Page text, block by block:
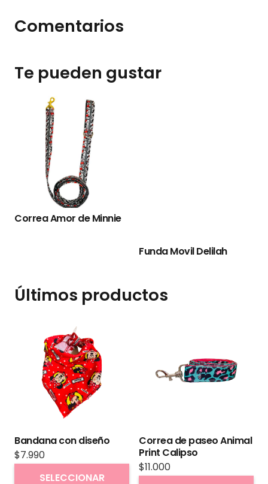
Comentarios
Te pueden gustar
Correa Amor de Minnie
Funda Movil Delilah
Últimos productos
Bandana con diseño
$7.990
SELECCIONAR
Este
Correa de paseo Animal
Print Calipso
$11.000